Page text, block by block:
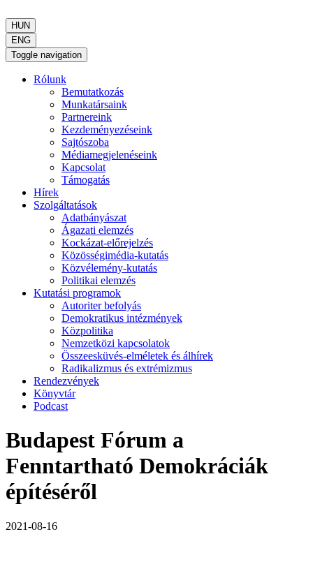
HUN
ENG
Toggle navigation
Rólunk
Bemutatkozás
Munkatársaink
Partnereink
Kezdeményezéseink
Sajtószoba
Médiamegjelenéseink
Kapcsolat
Támogatás
Hírek
Szolgáltatások
Adatbányászat
Ágazati elemzés
Kockázat-előrejelzés
Közösségimédia-kutatás
Közvélemény-kutatás
Politikai elemzés
Kutatási programok
Autoriter befolyás
Demokratikus intézmények
Közpolitika
Nemzetközi kapcsolatok
Összeesküvés-elméletek és álhírek
Radikalizmus és extrémizmus
Rendezvények
Könyvtár
Podcast
Budapest Fórum a
Fenntartható Demokráciák
építéséről
2021-08-16